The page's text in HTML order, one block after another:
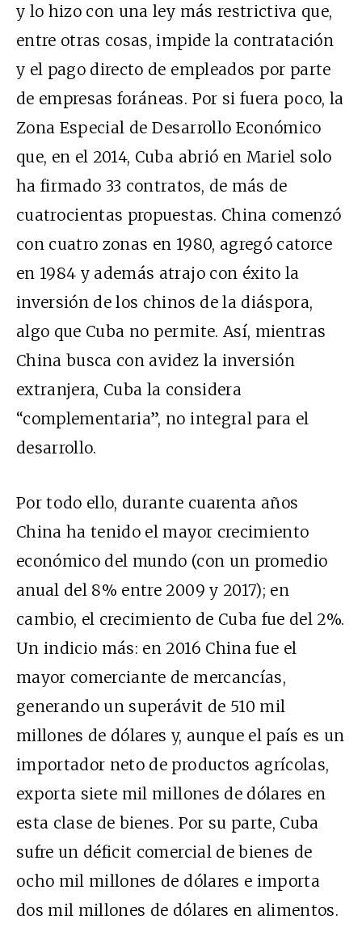
y lo hizo con una ley más restrictiva que,
entre otras cosas, impide la contratación
y el pago directo de empleados por parte
de empresas foráneas. Por si fuera poco, la
Zona Especial de Desarrollo Económico
que, en el 2014, Cuba abrió en Mariel solo
ha firmado 33 contratos, de más de
cuatrocientas propuestas. China comenzó
con cuatro zonas en 1980, agregó catorce
en 1984 y además atrajo con éxito la
inversión de los chinos de la diáspora,
algo que Cuba no permite. Así, mientras
China busca con avidez la inversión
extranjera, Cuba la considera
“complementaria”, no integral para el
desarrollo.
Por todo ello, durante cuarenta años
China ha tenido el mayor crecimiento
económico del mundo (con un promedio
anual del 8% entre 2009 y 2017); en
cambio, el crecimiento de Cuba fue del 2%.
Un indicio más: en 2016 China fue el
mayor comerciante de mercancías,
generando un superávit de 510 mil
millones de dólares y, aunque el país es un
importador neto de productos agrícolas,
exporta siete mil millones de dólares en
esta clase de bienes. Por su parte, Cuba
sufre un déficit comercial de bienes de
ocho mil millones de dólares e importa
dos mil millones de dólares en alimentos.